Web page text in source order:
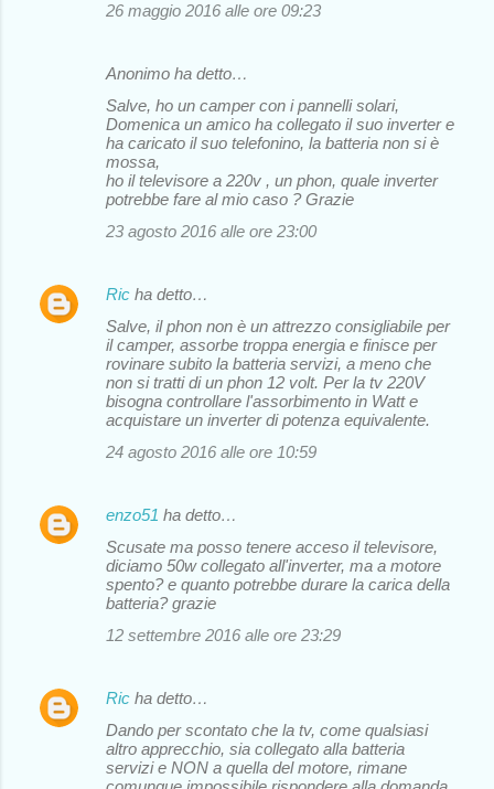
26 maggio 2016 alle ore 09:23
Anonimo ha detto…
Salve, ho un camper con i pannelli solari,
Domenica un amico ha collegato il suo inverter e
ha caricato il suo telefonino, la batteria non si è
mossa,
ho il televisore a 220v , un phon, quale inverter
potrebbe fare al mio caso ? Grazie
23 agosto 2016 alle ore 23:00
Ric ha detto…
Salve, il phon non è un attrezzo consigliabile per
il camper, assorbe troppa energia e finisce per
rovinare subito la batteria servizi, a meno che
non si tratti di un phon 12 volt. Per la tv 220V
bisogna controllare l'assorbimento in Watt e
acquistare un inverter di potenza equivalente.
24 agosto 2016 alle ore 10:59
enzo51 ha detto…
Scusate ma posso tenere acceso il televisore,
diciamo 50w collegato all'inverter, ma a motore
spento? e quanto potrebbe durare la carica della
batteria? grazie
12 settembre 2016 alle ore 23:29
Ric ha detto…
Dando per scontato che la tv, come qualsiasi
altro apprecchio, sia collegato alla batteria
servizi e NON a quella del motore, rimane